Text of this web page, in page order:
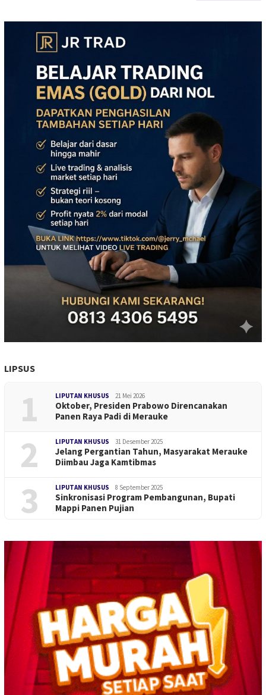
LIPSUS
1 LIPUTAN KHUSUS 21 Mei 2026
Oktober, Presiden Prabowo Direncanakan
Panen Raya Padi di Merauke
2 LIPUTAN KHUSUS 31 Desember 2025
Jelang Pergantian Tahun, Masyarakat Merauke
Diimbau Jaga Kamtibmas
3 LIPUTAN KHUSUS 8 September 2025
Sinkronisasi Program Pembangunan, Bupati
Mappi Panen Pujian